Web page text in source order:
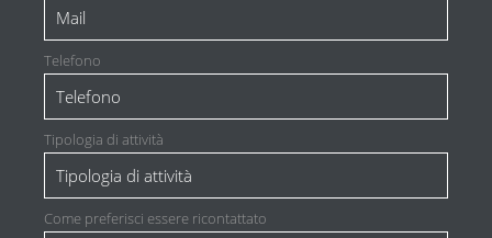
Telefono
Tipologia di attività
Come preferisci essere ricontattato